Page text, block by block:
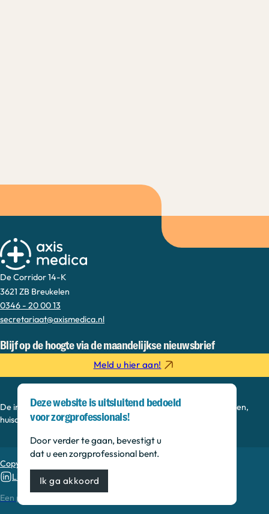
De Corridor 14-K
3621 ZB Breukelen
0346 - 20 00 13
secretariaat@axismedica.nl
Blijf op de hoogte via de maandelijkse nieuwsbrief
Meld u hier aan!
De informatie op deze sectie is bedoeld voor medisch specialisten,
huisartsen, verpleegkundig specialisten en onderzoekers.
Copyright © 2026, Axis Medica
Linkedin
Een productie van
MEDonline
Deze website is uitsluitend bedoeld
voor zorgprofessionals!
Door verder te gaan, bevestigt u
dat u een zorgprofessional bent.
Ik ga akkoord